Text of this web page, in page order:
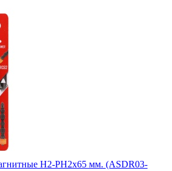
H2-PH2x65 мм. (ASDR03-